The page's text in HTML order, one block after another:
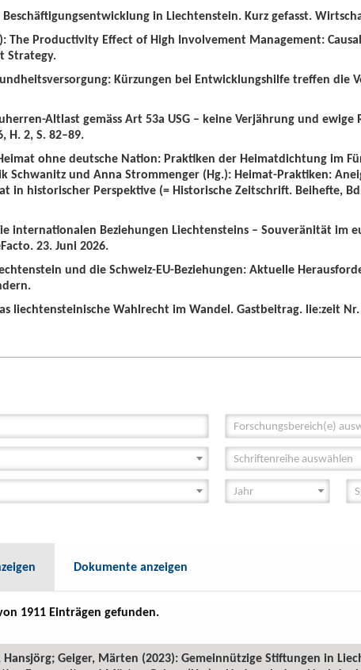
in Liechtenstein. Kurz gefasst.
The Productivity Effect of High Involvement Management:
Strategy.
Kürzungen bei Entwicklungshilfe treffen die
Altlast gemäss Art 53a USG – keine Verjährung und
H. 2, S. 82–89.
ohne deutsche Nation: Praktiken der Heimatdichtung im
Schwanitz und Anna Strommenger (Hg.): Heimat-Praktiken:
in historischer Perspektive (= Historische Zeitschrift. Beihefte,
internationalen Beziehungen Liechtensteins – Souveränität im
23. Juni 2026.
und die Schweiz-EU-Beziehungen: Aktuelle
liechtensteinische Wahlrecht im Wandel. Gastbeitrag. lie:zeit Nr.
Forschungsbereich(e)
Schriftenreihe auswählen
Dokumente anzeigen
1911 Einträgen gefunden.
Geiger, Märten (2023): Gemeinnützige Stiftungen in